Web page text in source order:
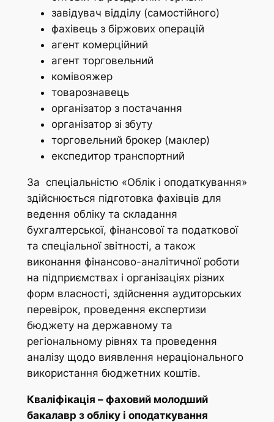
завідувач відділу (самостійного)
фахівець з біржових операцій
агент комерційний
агент торговельний
комівояжер
товарознавець
організатор з постачання
організатор зі збуту
торговельний брокер (маклер)
експедитор транспортний
За спеціальністю «Облік і оподаткування»
здійснюється підготовка фахівців для
ведення обліку та складання
бухгалтерської, фінансової та податкової
та спеціальної звітності, а також
виконання фінансово-аналітичної роботи
на підприємствах і організаціях різних
форм власності, здійснення аудиторських
перевірок, проведення експертизи
бюджету на державному та
регіональному рівнях та проведення
аналізу щодо виявлення нераціонального
використання бюджетних коштів.
Кваліфікація – фаховий молодший
бакалавр з обліку і оподаткування